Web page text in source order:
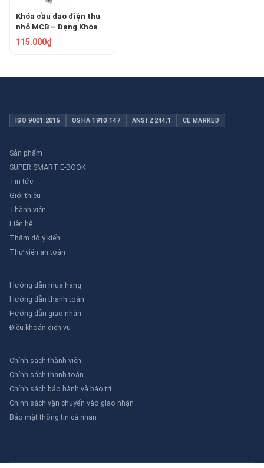
Khóa cầu dao điện thu
nhỏ MCB – Dạng Khóa
Thanh Nối PROLOCKEY
115.000₫
ISO 9001:2015 OSHA 1910.147 ANSI Z244.1 CE MARKED
Sản phẩm
SUPER SMART E-BOOK
Tin tức
Giới thiệu
Thành viên
Liên hệ
Thăm dò ý kiến
Thư viên an toàn
Hướng dẫn mua hàng
Hướng dẫn thanh toán
Hướng dẫn giao nhận
Điều khoản dịch vụ
Chính sách thành viên
Chính sách thanh toán
Chính sách bảo hành và bảo trì
Chính sách vận chuyển vào giao nhận
Bảo mật thông tin cá nhân